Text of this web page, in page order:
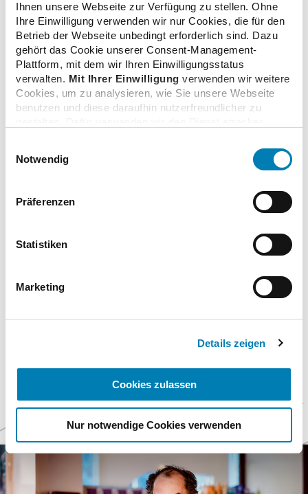
Ihnen unsere Webseite zur Verfügung zu stellen. Ohne
Ihre Einwilligung verwenden wir nur Cookies, die für den
Betrieb der Webseite unbedingt erforderlich sind. Dazu
gehört das Cookie unserer Consent-Management-
Plattform, mit dem wir Ihren Einwilligungsstatus
verwalten. Mit Ihrer Einwilligung verwenden wir weitere
Cookies, um zu analysieren, wie Sie unsere Webseite
benutzen und diese daraufhin nutzerfreundlicher zu
Adresse und Ihr Surfverhalten verarbeitet. Mit einem
Klick auf „Cookies zulassen“ stimmen Sie der
erforderlichen Cookies zu. Über die Schaltfläche „Nur
notwendige Cookies verwenden“ können Sie die nicht
unteren Regler Ihre persönlichen Bedürfnisse individuell
einstellen. Sie können Ihre Einwilligung jederzeit mit
Informationen finden Sie in unseren
Datenschutzhinweisen.
Notwendig
Präferenzen
Statistiken
Marketing
Details zeigen
Cookies zulassen
Nur notwendige Cookies verwenden
nach dem Release wie üblich im Hilfemenü des OVP zu
finden.
zurück zur Liste
Online-Vertragsportal (OVP)
Weitere